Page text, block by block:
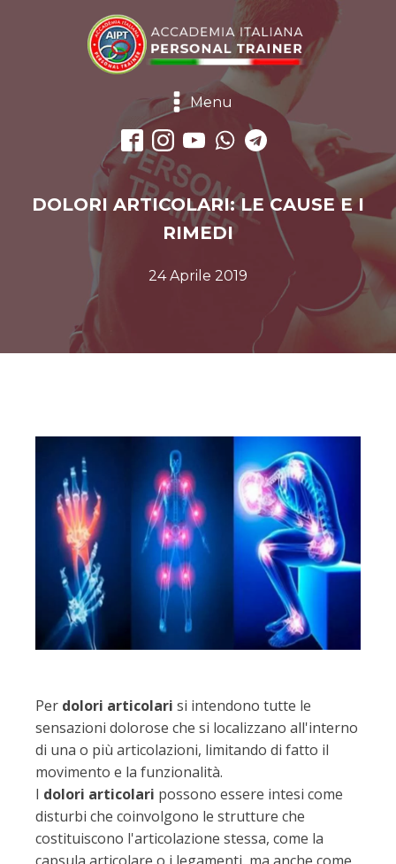
Menu
DOLORI ARTICOLARI: LE CAUSE E I
RIMEDI
24 Aprile 2019
Per dolori articolari si intendono tutte le
sensazioni dolorose che si localizzano all'interno
di una o più articolazioni, limitando di fatto il
movimento e la funzionalità.
I dolori articolari possono essere intesi come
disturbi che coinvolgono le strutture che
costituiscono l'articolazione stessa, come la
capsula articolare o i legamenti, ma anche come